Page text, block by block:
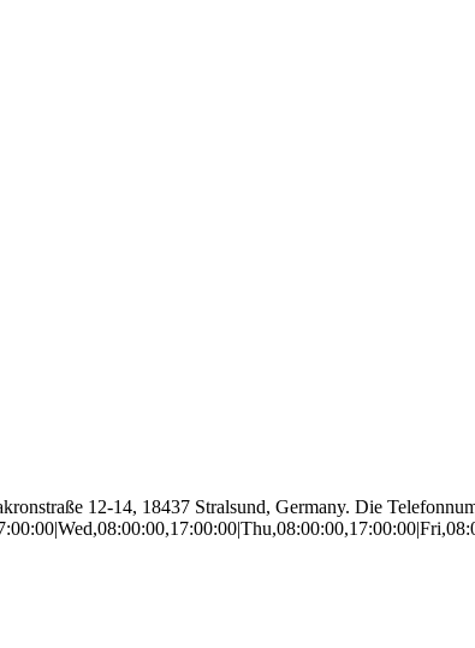
12-14, 18437 Stralsund, Germany. Die